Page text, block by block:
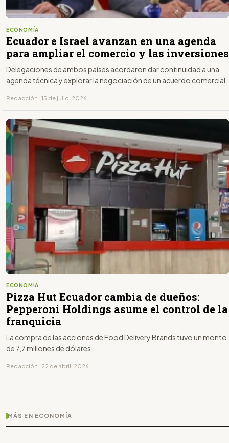
ECONOMÍA
Ecuador e Israel avanzan en una agenda
para ampliar el comercio y las inversiones
Delegaciones de ambos países acordaron dar continuidad a una
agenda técnica y explorar la negociación de un acuerdo comercial
Redacción · 15 de julio, 2026
ECONOMÍA
Pizza Hut Ecuador cambia de dueños:
Pepperoni Holdings asume el control de la
franquicia
La compra de las acciones de Food Delivery Brands tuvo un monto
de 7,7 millones de dólares.
Redacción · 22 de abril, 2026
MÁS EN ECONOMÍA